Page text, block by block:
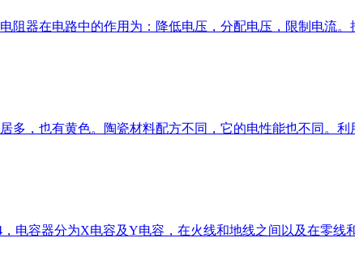
阻器在电路中的作用为：降低电压，分配电压，限制电流
多，也有黄色。陶瓷材料配方不同，它的电性能也不同。
电容器分为X电容及Y电容，在火线和地线之间以及在零